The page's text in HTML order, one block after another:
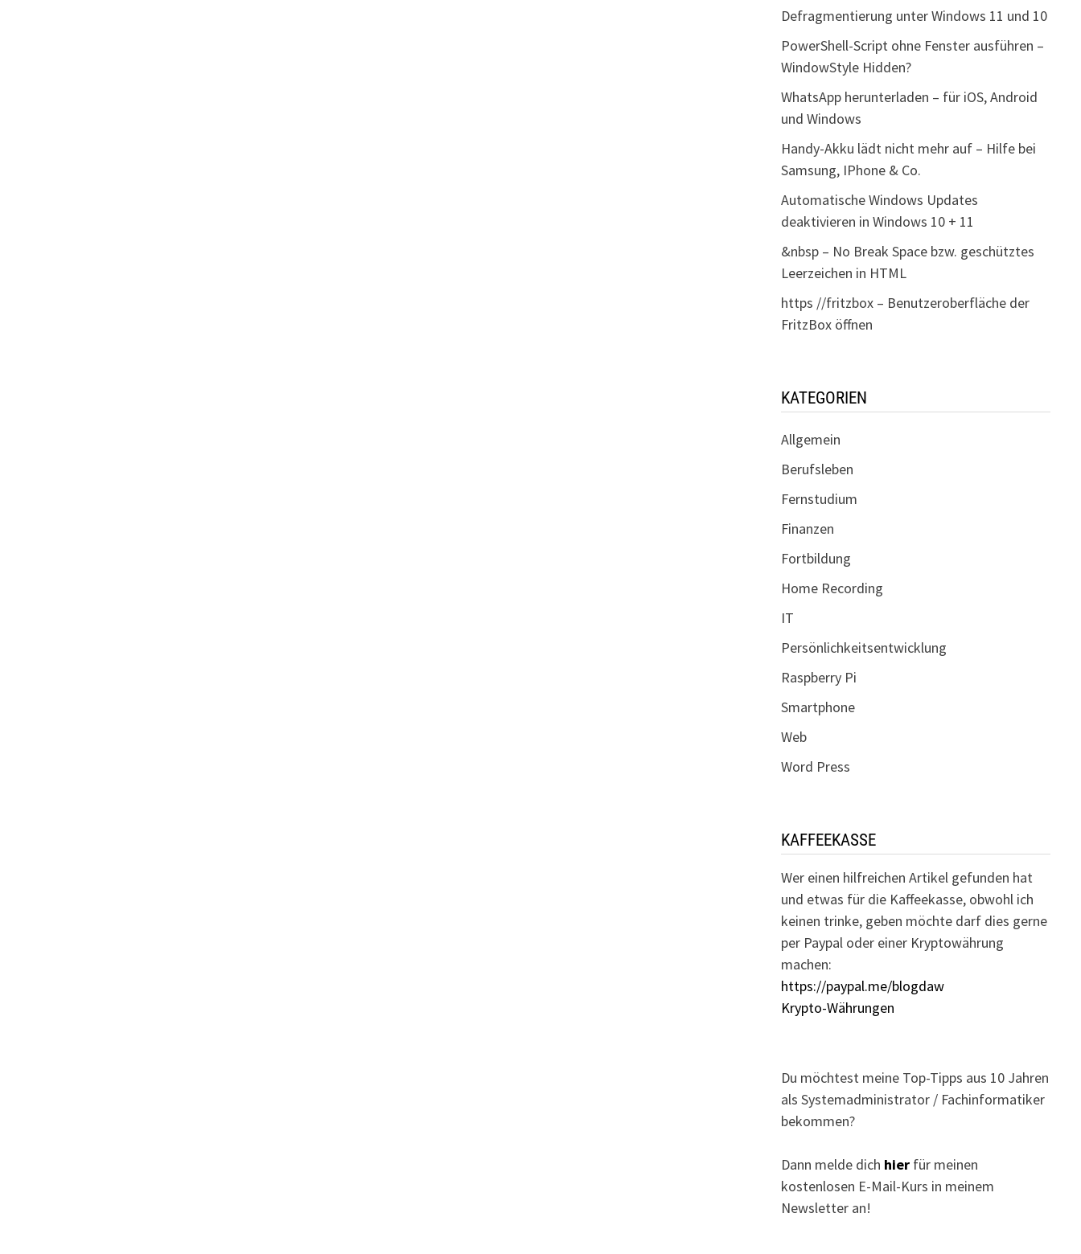
Defragmentierung unter Windows 11 und 10
PowerShell-Script ohne Fenster ausführen –
WindowStyle Hidden?
WhatsApp herunterladen – für iOS, Android
und Windows
Handy-Akku lädt nicht mehr auf – Hilfe bei
Samsung, IPhone & Co.
Automatische Windows Updates
deaktivieren in Windows 10 + 11
&nbsp – No Break Space bzw. geschütztes
Leerzeichen in HTML
https //fritzbox – Benutzeroberfläche der
FritzBox öffnen
KATEGORIEN
Allgemein
Berufsleben
Fernstudium
Finanzen
Fortbildung
Home Recording
IT
Persönlichkeitsentwicklung
Raspberry Pi
Smartphone
Web
Word Press
KAFFEEKASSE
Wer einen hilfreichen Artikel gefunden hat
und etwas für die Kaffeekasse, obwohl ich
keinen trinke, geben möchte darf dies gerne
per Paypal oder einer Kryptowährung
machen:
https://paypal.me/blogdaw
Krypto-Währungen
Du möchtest meine Top-Tipps aus 10 Jahren
als Systemadministrator / Fachinformatiker
bekommen?
Dann melde dich hierfür meinen
kostenlosen E-Mail-Kurs in meinem
Newsletter an!